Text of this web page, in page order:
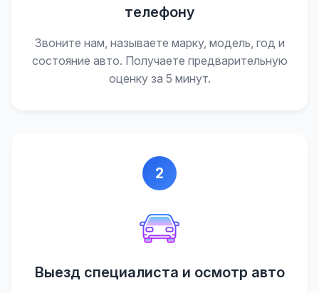
телефону
Звоните нам, называете марку, модель, год и
состояние авто. Получаете предварительную
оценку за 5 минут.
2
Выезд специалиста и осмотр авто